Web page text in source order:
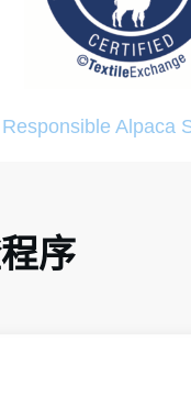
Responsible Alpaca
序